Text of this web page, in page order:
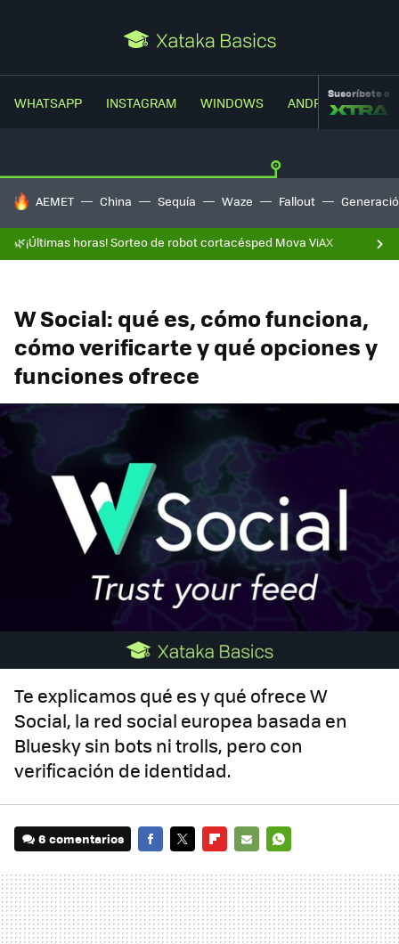
WHATSAPP INSTAGRAM WINDOWS ANDROIDSuscríbete a
HOY SE HABLA DE
AEMET China Sequía Waze Fallout
🌿¡Últimas horas! Sorteo de robot cortacésped Mova ViAX
W Social: qué es, cómo funciona,
cómo verificarte y qué opciones y
funciones ofrece
Te explicamos qué es y qué ofrece W
Social, la red social europea basada en
Bluesky sin bots ni trolls, pero con
verificación de identidad.
6 comentarios
MAIL